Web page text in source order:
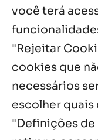
você terá
"Rejeitar
cookies que
necessários
escolher quais
"Definições de
Oito
com
6 ago,
Notícias por